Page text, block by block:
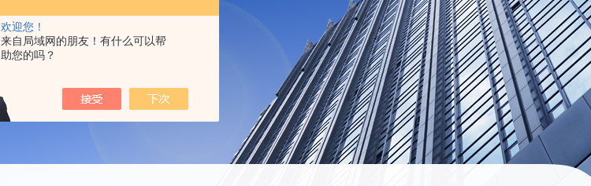
欢迎您！
来自局域网的朋友！有什么可以帮
助您的吗？